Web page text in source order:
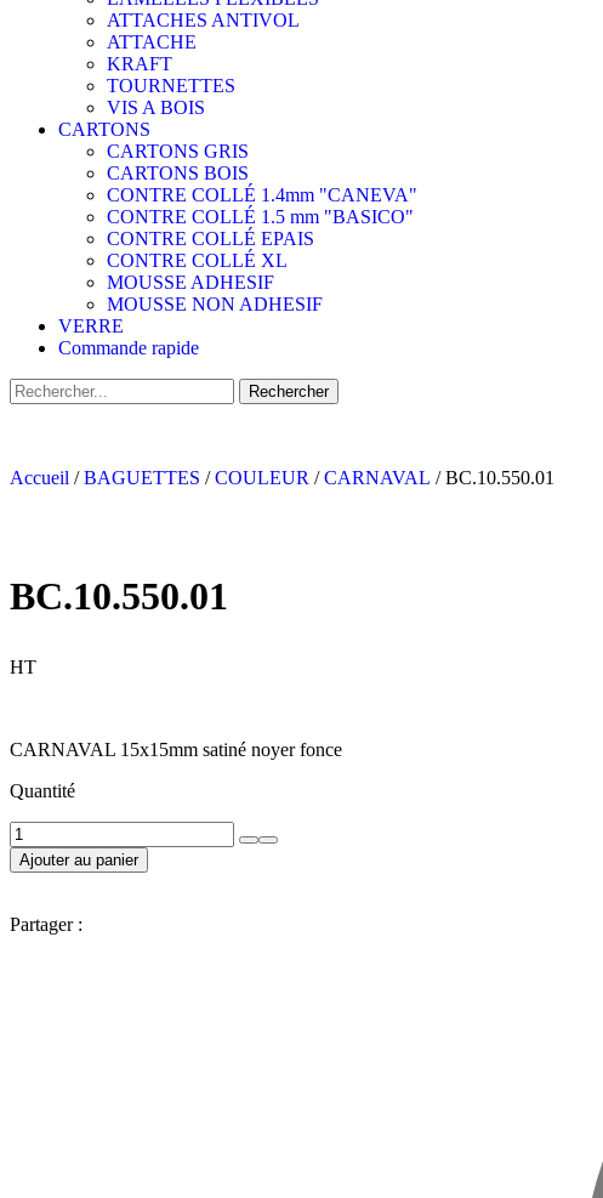
ATTACHES ANTIVOL
ATTACHE
KRAFT
TOURNETTES
VIS A BOIS
CARTONS
CARTONS GRIS
CARTONS BOIS
CONTRE COLLÉ 1.4mm "CANEVA"
CONTRE COLLÉ 1.5 mm "BASICO"
CONTRE COLLÉ EPAIS
CONTRE COLLÉ XL
MOUSSE ADHESIF
MOUSSE NON ADHESIF
VERRE
Commande rapide
Accueil /BAGUETTES /COULEUR /CARNAVAL / BC.10.550.01
BC.10.550.01
HT
CARNAVAL 15x15mm satiné noyer fonce
Quantité
Ajouter au panier
Partager :